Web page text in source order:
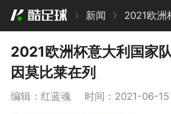
新闻 2021欧洲
2021欧洲杯意大利国家
因莫比莱在列
编辑：红蓝魂 时间：2021-06-15